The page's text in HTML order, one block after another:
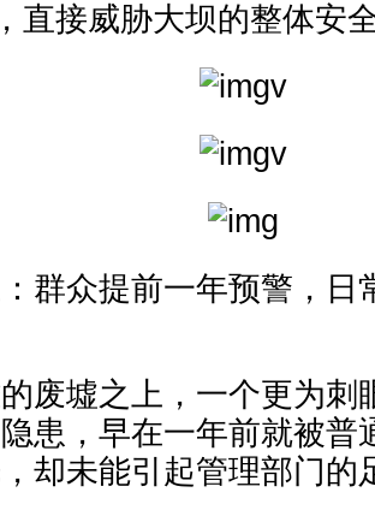
直接威胁大坝的整体安
众提前一年预警，日
墟之上，一个更为刺
患，早在一年前就被普
却未能引起管理部门的